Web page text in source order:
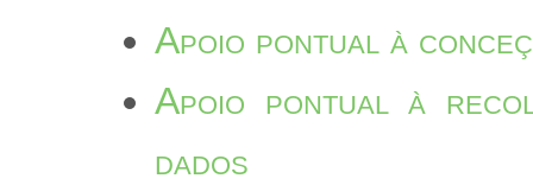
Apoio pontual à
Apoio pontual à
dados